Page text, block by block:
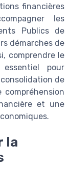
financières
les
Publics de
démarches de
comprendre le
pour
de
et une
la